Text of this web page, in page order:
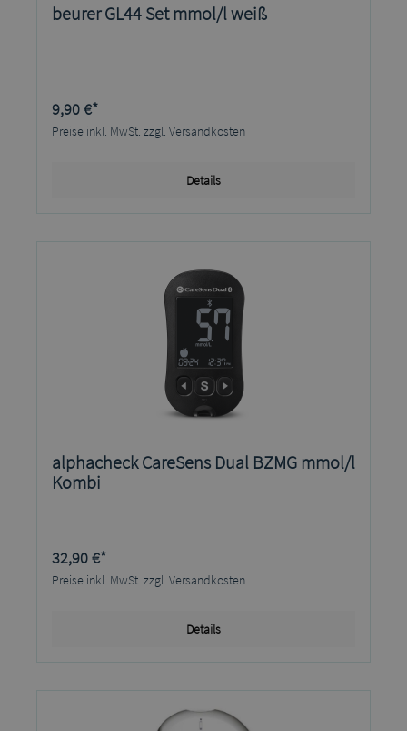
beurer GL44 Set mmol/l weiß
9,90 €*
Preise inkl. MwSt. zzgl. Versandkosten
Details
alphacheck CareSens Dual BZMG mmol/l
Kombi
32,90 €*
Preise inkl. MwSt. zzgl. Versandkosten
Details